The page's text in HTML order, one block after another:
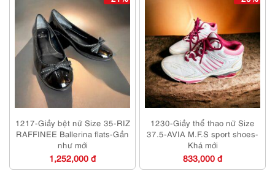
1217-Giầy bệt nữ Size 35-RIZ
RAFFINEE Ballerina flats-Gần
như mới
1,252,000 đ
1230-Giầy thể thao nữ Size
37.5-AVIA M.F.S sport shoes-
Khá mới
833,000 đ